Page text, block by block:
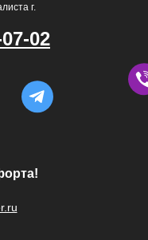
г.
02